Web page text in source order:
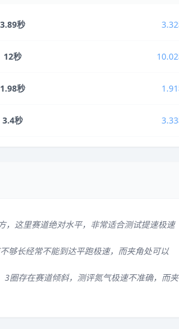
3.89秒
12秒
1.98秒
3.4秒
，这里赛道绝对水平，非常适合测试提速极速
够长经常不能到达平跑极速，而夹角处可以
圈存在赛道倾斜，测评氮气极速不准确，而夹